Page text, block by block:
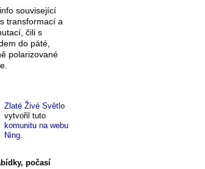
související
transformací a
čili s
do páté,
polarizované
Zlaté Živé Světlo
vytvořil tuto
komunitu na webu
Ning.
počasí